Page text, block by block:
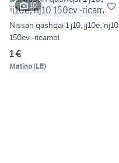
10
Nissan qashqai 1 j10, jj10e, nj10
150cv -ricambi
1 €
Matino(LE)